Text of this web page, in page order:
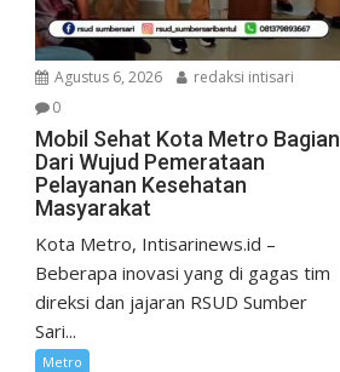
Agustus 6, 2026
redaksi intisari
0
Mobil Sehat Kota Metro Bagian
Dari Wujud Pemerataan
Pelayanan Kesehatan
Masyarakat
Kota Metro, Intisarinews.id –
Beberapa inovasi yang di gagas tim
direksi dan jajaran RSUD Sumber
Sari...
Metro